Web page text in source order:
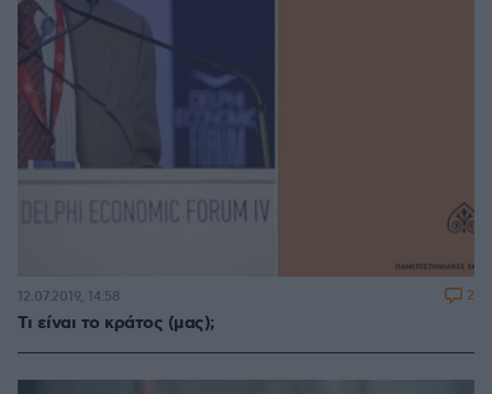
Τι είναι το κράτος (μας);
12.07.2019, 14:58 2